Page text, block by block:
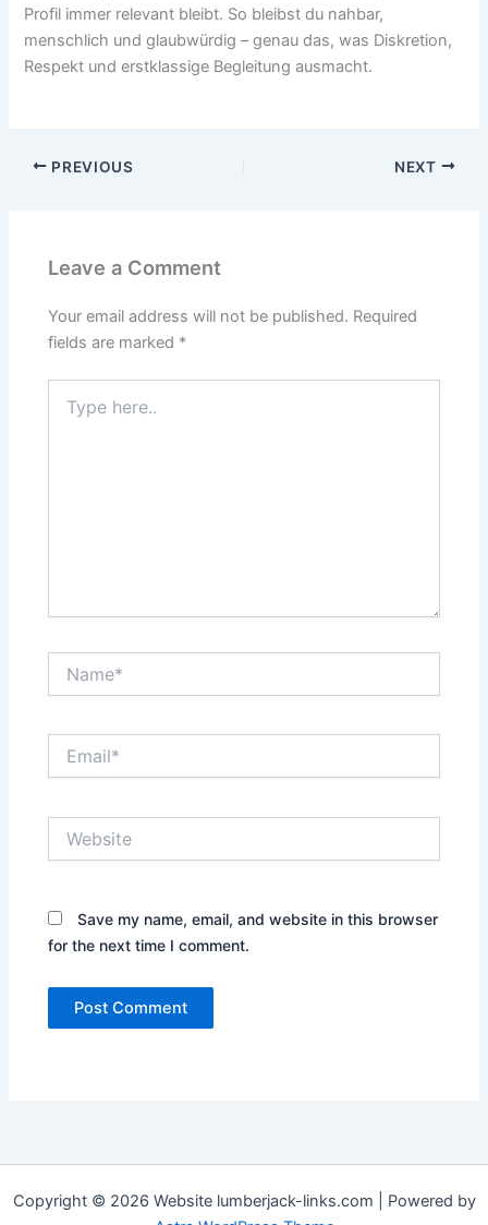
Profil immer relevant bleibt. So bleibst du nahbar,
menschlich und glaubwürdig – genau das, was Diskretion,
Respekt und erstklassige Begleitung ausmacht.
PREVIOUS NEXT
Leave a Comment
Your email address will not be published. Required
fields are marked *
here..
Save my name, email, and website in this browser
for the next time I comment.
Copyright © 2026 Website lumberjack-links.com | Powered by